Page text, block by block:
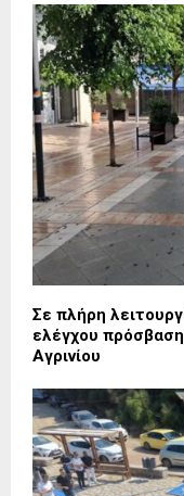
Σε πλήρη
ελέγχου
Αγρινίου